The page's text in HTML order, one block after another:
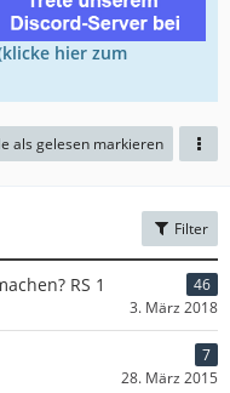
klicke hier zum
als gelesen markieren
Filter
RS 1
46
3. März 2018
7
28. März 2015